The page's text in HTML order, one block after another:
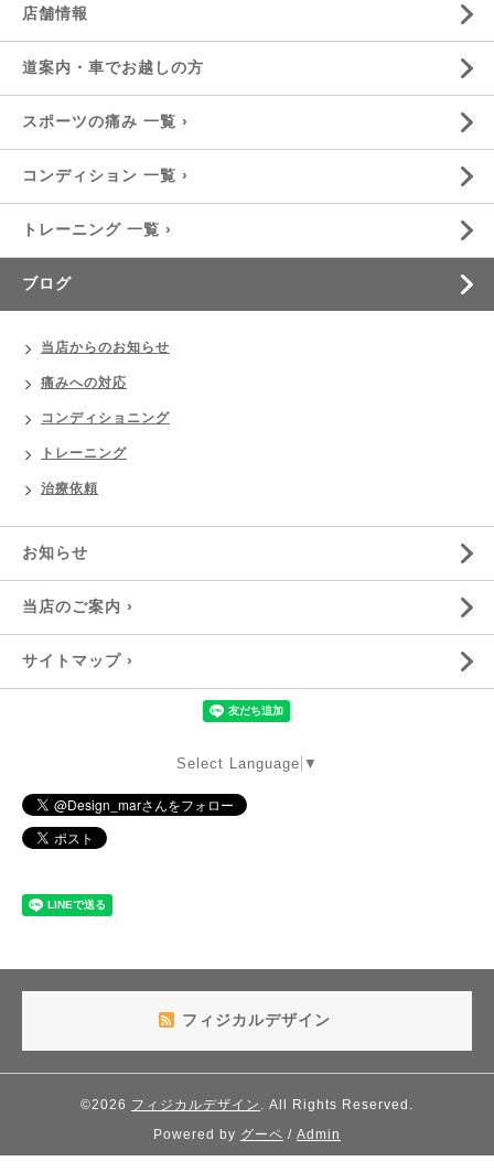
店舗情報
道案内・車でお越しの方
スポーツの痛み 一覧 ›
コンディション 一覧 ›
トレーニング 一覧 ›
ブログ
当店からのお知らせ
痛みへの対応
コンディショニング
トレーニング
治療依頼
お知らせ
当店のご案内 ›
サイトマップ ›
Select Language ▼
フィジカルデザイン
©2026 フィジカルデザイン . All Rights Reserved.
Powered by グーペ / Admin